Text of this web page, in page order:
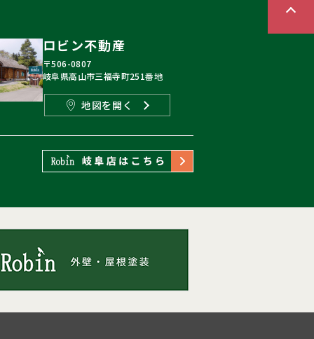
ロビン不動産
〒506-0807
岐阜県高山市三福寺町251番地
地図を開く